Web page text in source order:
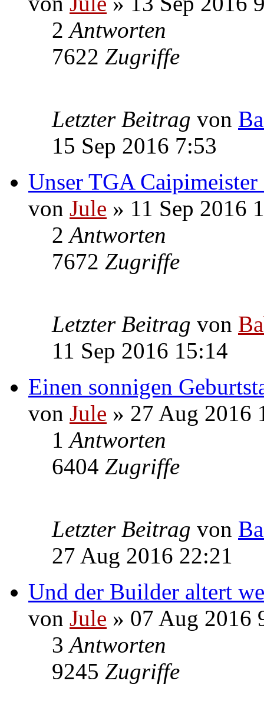
2Antworten
7622 Zugriffe
Letzter Beitrag von
15 Sep 2016 7:53
Unser TGA
von Jule » 11 Sep 2016
2Antworten
7672 Zugriffe
Letzter Beitrag von
11 Sep 2016 15:14
Einen sonnigen
von Jule » 27 Aug 2016
1Antworten
6404 Zugriffe
Letzter Beitrag von
27 Aug 2016 22:21
Und der Builder altert
von Jule » 07 Aug 2016
3Antworten
9245 Zugriffe